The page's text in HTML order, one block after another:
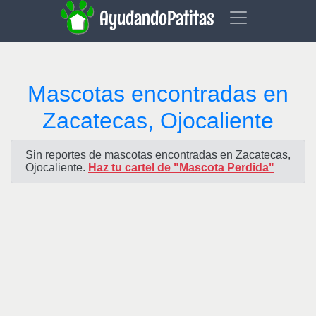
AyudandoPatitas
Mascotas encontradas en
Zacatecas, Ojocaliente
Sin reportes de mascotas encontradas en Zacatecas,
Ojocaliente. Haz tu cartel de "Mascota Perdida"